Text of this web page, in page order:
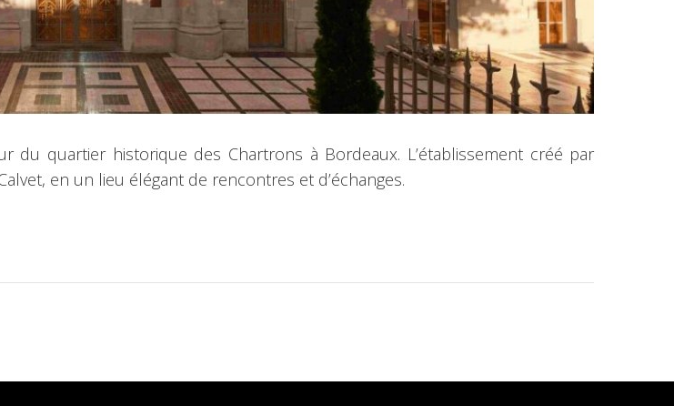
quartier historique des Chartrons à Bordeaux. L’établissement créé par
en un lieu élégant de rencontres et d’échanges.